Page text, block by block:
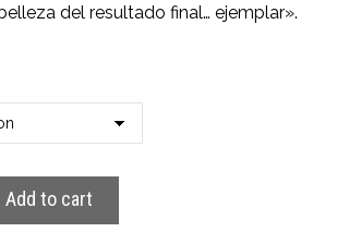
del resultado final… ejemplar».
Add to cart